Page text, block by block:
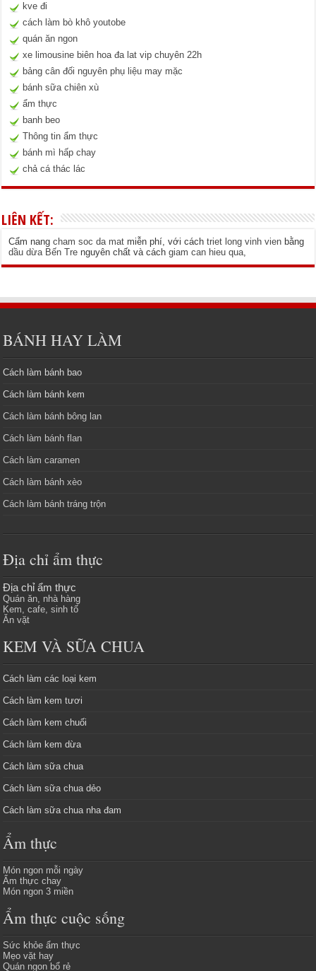
kve đi
cách làm bò khô youtobe
quán ăn ngon
xe limousine biên hoa đa lat vip chuyên 22h
bảng cân đối nguyên phụ liệu may mặc
bánh sữa chiên xù
ẩm thực
banh beo
Thông tin ẩm thực
bánh mì hấp chay
chả cá thác lác
LIÊN KẾT:
Cẩm nangcham soc da mat miễn phí, với cáchtriet long vinh vien bằng
dầu dừa Bến Tre nguyên chất và cáchgiam can hieu qua,
BÁNH HAY LÀM
Cách làm bánh bao
Cách làm bánh kem
Cách làm bánh bông lan
Cách làm bánh flan
Cách làm caramen
Cách làm bánh xèo
Cách làm bánh tráng trộn
Địa chỉ ẩm thực
Địa chỉ ẩm thực
Quán ăn, nhà hàng
Kem, cafe, sinh tố
Ăn vặt
KEM VÀ SỮA CHUA
Cách làm các loại kem
Cách làm kem tươi
Cách làm kem chuối
Cách làm kem dừa
Cách làm sữa chua
Cách làm sữa chua dẻo
Cách làm sữa chua nha đam
Ẩm thực
Món ngon mỗi ngày
Ẩm thực chay
Món ngon 3 miền
Ẩm thực cuộc sống
Sức khỏe ẩm thực
Mẹo vặt hay
Quán ngon bổ rẻ